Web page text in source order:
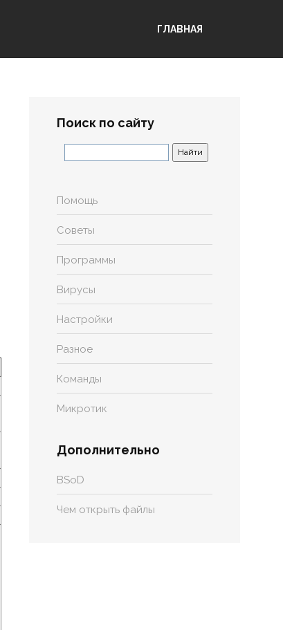
ГЛАВНАЯ
Поиск по сайту
Помощь
Советы
Программы
Вирусы
Настройки
Разное
Команды
Микротик
Дополнительно
BSoD
Чем открыть файлы